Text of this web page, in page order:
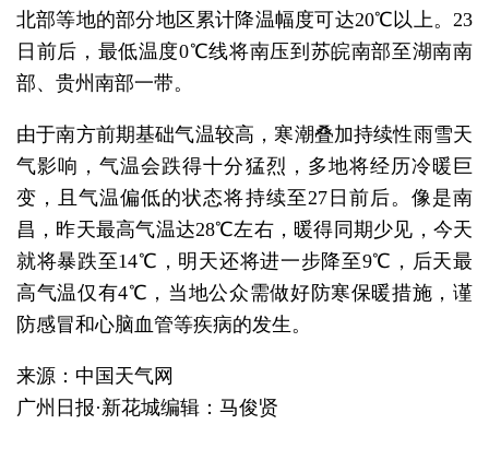
北部等地的部分地区累计降温幅度可达20℃以上。23
日前后，最低温度0℃线将南压到苏皖南部至湖南南
部、贵州南部一带。
由于南方前期基础气温较高，寒潮叠加持续性雨雪天
气影响，气温会跌得十分猛烈，多地将经历冷暖巨
变，且气温偏低的状态将持续至27日前后。像是南
昌，昨天最高气温达28℃左右，暖得同期少见，今天
就将暴跌至14℃，明天还将进一步降至9℃，后天最
高气温仅有4℃，当地公众需做好防寒保暖措施，谨
防感冒和心脑血管等疾病的发生。
来源：中国天气网
广州日报·新花城编辑：马俊贤